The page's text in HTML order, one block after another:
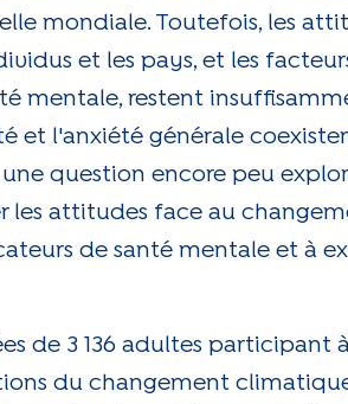
mondiale. Toutefois, les
et les pays, et les
mentale, restent
et l'anxiété générale
question encore peu
les attitudes face au
de santé mentale et à
de 3 136 adultes
du changement